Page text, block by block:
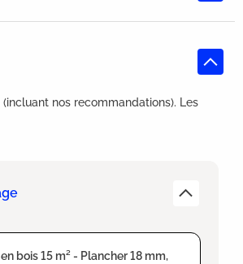
nos recommandations). Les
bois 15 m² - Plancher 18 mm,